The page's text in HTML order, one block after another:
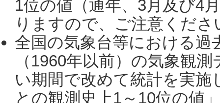
1位の値（通年、3月及び4
りますので、ご注意くだ
全国の気象台等における過
（1960年以前）の気象観
い期間で改めて統計を実
との観測史上1～10位の値